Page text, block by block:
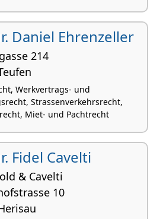
Daniel Ehrenzeller
214
Werkvertrags- und
Strassenverkehrsrecht,
Miet- und Pachtrecht
Fidel Cavelti
& Cavelti
10